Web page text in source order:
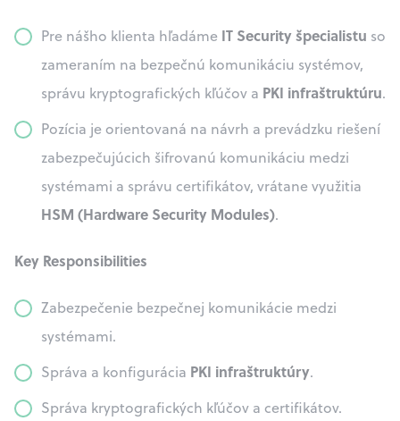
Pre nášho klienta hľadáme IT Security špecialistu so
zameraním na bezpečnú komunikáciu systémov,
správu kryptografických kľúčov a PKI infraštruktúru.
Pozícia je orientovaná na návrh a prevádzku riešení
zabezpečujúcich šifrovanú komunikáciu medzi
systémami a správu certifikátov, vrátane využitia
HSM (Hardware Security Modules).
Key Responsibilities
Zabezpečenie bezpečnej komunikácie medzi
systémami.
Správa a konfigurácia PKI infraštruktúry.
Správa kryptografických kľúčov a certifikátov.